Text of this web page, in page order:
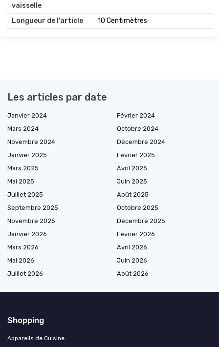
vaisselle
Longueur de l'article
10 Centimètres
Les articles par date
Janvier 2024
Février 2024
Mars 2024
Octobre 2024
Novembre 2024
Décembre 2024
Janvier 2025
Février 2025
Mars 2025
Avril 2025
Mai 2025
Juin 2025
Juillet 2025
Août 2025
Septembre 2025
Octobre 2025
Novembre 2025
Décembre 2025
Janvier 2026
Février 2026
Mars 2026
Avril 2026
Mai 2026
Juin 2026
Juillet 2026
Août 2026
Shopping
Appareils de Cuisine